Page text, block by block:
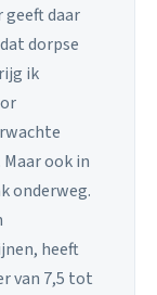
daar
dorpse
ik
ook in
onderweg.
heeft
van 7,5 tot